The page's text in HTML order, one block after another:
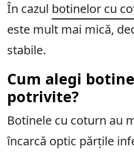
În cazul botinelor cu
este mult mai mică,
stabile.
Cum alegi
potrivite?
Botinele cu coturn au
încarcă optic părțile